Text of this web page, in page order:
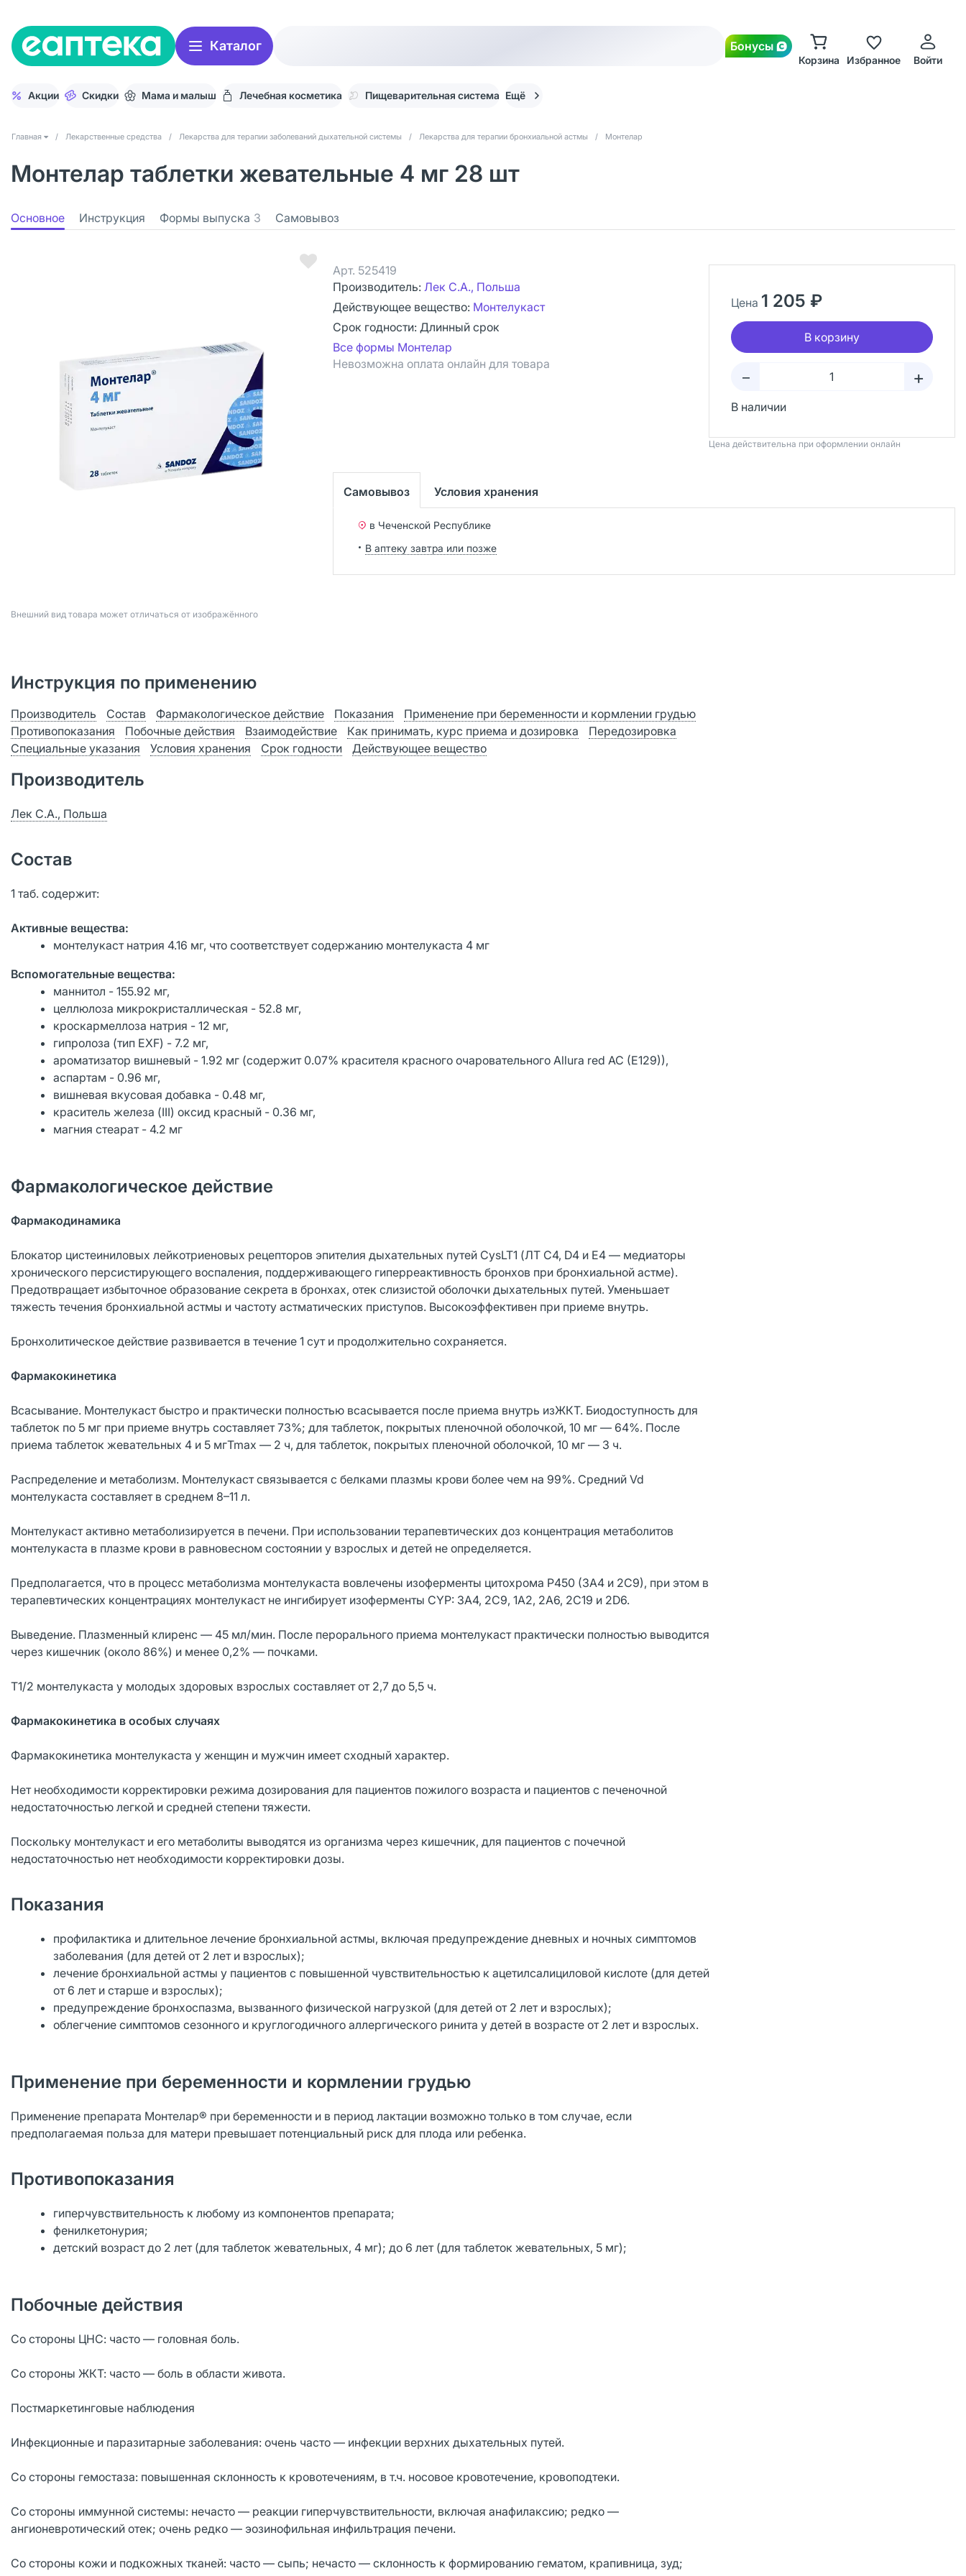
Каталог Бонусы
Корзина Избранное Войти
Акции Скидки Мама и малыш Лечебная косметика Пищеварительная система Ещё
Главная / Лекарственные средства / Лекарства для терапии заболеваний дыхательной системы / Лекарства для терапии бронхиальной астмы / Монтелар
Монтелар таблетки жевательные 4 мг 28 шт
Основное Инструкция Формы выпуска 3 Самовывоз
Bнешний вид товара может отличаться от изображённого
Арт. 525419
Производитель: Лек С.А., Польша
Действующее вещество: Монтелукаст
Срок годности: Длинный срок
Все формы Монтелар
Невозможна оплата онлайн для товара
Цена 1 205 ₽
В корзину
– +
В наличии
Цена действительна при оформлении онлайн
Самовывоз Условия хранения
в Чеченской Республике
В аптеку завтра или позже
Инструкция по применению
Производитель Состав Фармакологическое действие Показания
Применение при беременности и кормлении грудью
Противопоказания
Побочные действия Взаимодействие Как принимать, курс приема и дозировка
Передозировка
Специальные указания
Условия хранения Срок годности Действующее вещество
Производитель
Лек С.А., Польша
Состав
1 таб. содержит:
Активные вещества:
монтелукаст натрия 4.16 мг, что соответствует содержанию монтелукаста 4 мг
Вспомогательные вещества:
маннитол - 155.92 мг,
целлюлоза микрокристаллическая - 52.8 мг,
кроскармеллоза натрия - 12 мг,
гипролоза (тип EXF) - 7.2 мг,
ароматизатор вишневый - 1.92 мг (содержит 0.07% красителя красного очаровательного Allura red AC (E129)),
аспартам - 0.96 мг,
вишневая вкусовая добавка - 0.48 мг,
краситель железа (III) оксид красный - 0.36 мг,
магния стеарат - 4.2 мг
Фармакологическое действие
Фармакодинамика
Блокатор цистеиниловых лейкотриеновых рецепторов эпителия дыхательных путей CysLT1 (ЛТ С4, D4 и Е4 — медиаторы
хронического персистирующего воспаления, поддерживающего гиперреактивность бронхов при бронхиальной астме).
Предотвращает избыточное образование секрета в бронхах, отек слизистой оболочки дыхательных путей. Уменьшает
тяжесть течения бронхиальной астмы и частоту астматических приступов. Высокоэффективен при приеме внутрь.
Бронхолитическое действие развивается в течение 1 сут и продолжительно сохраняется.
Фармакокинетика
Всасывание. Монтелукаст быстро и практически полностью всасывается после приема внутрь изЖКТ. Биодоступность для
таблеток по 5 мг при приеме внутрь составляет 73%; для таблеток, покрытых пленочной оболочкой, 10 мг — 64%. После
приема таблеток жевательных 4 и 5 мгTmax — 2 ч, для таблеток, покрытых пленочной оболочкой, 10 мг — 3 ч.
Распределение и метаболизм. Монтелукаст связывается с белками плазмы крови более чем на 99%. Средний Vd
монтелукаста составляет в среднем 8–11 л.
Монтелукаст активно метаболизируется в печени. При использовании терапевтических доз концентрация метаболитов
монтелукаста в плазме крови в равновесном состоянии у взрослых и детей не определяется.
Предполагается, что в процесс метаболизма монтелукаста вовлечены изоферменты цитохрома Р450 (3А4 и 2С9), при этом в
терапевтических концентрациях монтелукаст не ингибирует изоферменты CYP: 3А4, 2С9, 1А2, 2А6, 2С19 и 2D6.
Выведение. Плазменный клиренс — 45 мл/мин. После перорального приема монтелукаст практически полностью выводится
через кишечник (около 86%) и менее 0,2% — почками.
T1/2 монтелукаста у молодых здоровых взрослых составляет от 2,7 до 5,5 ч.
Фармакокинетика в особых случаях
Фармакокинетика монтелукаста у женщин и мужчин имеет сходный характер.
Нет необходимости корректировки режима дозирования для пациентов пожилого возраста и пациентов с печеночной
недостаточностью легкой и средней степени тяжести.
Поскольку монтелукаст и его метаболиты выводятся из организма через кишечник, для пациентов с почечной
недостаточностью нет необходимости корректировки дозы.
Показания
профилактика и длительное лечение бронхиальной астмы, включая предупреждение дневных и ночных симптомов
заболевания (для детей от 2 лет и взрослых);
лечение бронхиальной астмы у пациентов с повышенной чувствительностью к ацетилсалициловой кислоте (для детей
от 6 лет и старше и взрослых);
предупреждение бронхоспазма, вызванного физической нагрузкой (для детей от 2 лет и взрослых);
облегчение симптомов сезонного и круглогодичного аллергического ринита у детей в возрасте от 2 лет и взрослых.
Применение при беременности и кормлении грудью
Применение препарата Монтелар® при беременности и в период лактации возможно только в том случае, если
предполагаемая польза для матери превышает потенциальный риск для плода или ребенка.
Противопоказания
гиперчувствительность к любому из компонентов препарата;
фенилкетонурия;
детский возраст до 2 лет (для таблеток жевательных, 4 мг); до 6 лет (для таблеток жевательных, 5 мг);
Побочные действия
Со стороны ЦНС: часто — головная боль.
Со стороны ЖКТ: часто — боль в области живота.
Постмаркетинговые наблюдения
Инфекционные и паразитарные заболевания: очень часто — инфекции верхних дыхательных путей.
Со стороны гемостаза: повышенная склонность к кровотечениям, в т.ч. носовое кровотечение, кровоподтеки.
Со стороны иммунной системы: нечасто — реакции гиперчувствительности, включая анафилаксию; редко —
ангионевротический отек; очень редко — эозинофильная инфильтрация печени.
Со стороны кожи и подкожных тканей: часто — сыпь; нечасто — склонность к формированию гематом, крапивница, зуд;